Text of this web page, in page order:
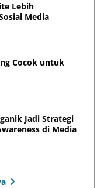
Lebih
Media
Cocok untuk
Jadi Strategi
di Media